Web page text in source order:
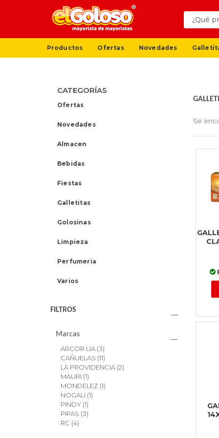
Productos Ofertas Novedades
CATEGORÍAS
Ofertas
Novedades
Almacen
Bebidas
Fiestas
Galletitas
Golosinas
Limpieza
Perfumeria
Varios
FILTROS
Marcas
ARCOR LIA (3)
CAÑUELAS (11)
LA PROVIDENCIA (2)
MAURI (1)
MONDELEZ (1)
NOGALI (1)
PINDY (1)
PIPAS (3)
RC (4)
Se